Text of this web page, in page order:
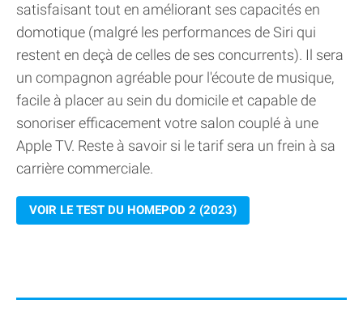
satisfaisant tout en améliorant ses capacités en
domotique (malgré les performances de Siri qui
restent en deçà de celles de ses concurrents). Il sera
un compagnon agréable pour l'écoute de musique,
facile à placer au sein du domicile et capable de
sonoriser efficacement votre salon couplé à une
Apple TV. Reste à savoir si le tarif sera un frein à sa
carrière commerciale.
VOIR LE TEST DU HOMEPOD 2 (2023)